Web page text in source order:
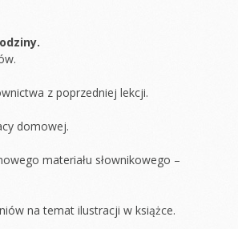
z poprzedniej lekcji.
domowej.
materiału słownikowego –
na temat ilustracji w książce.